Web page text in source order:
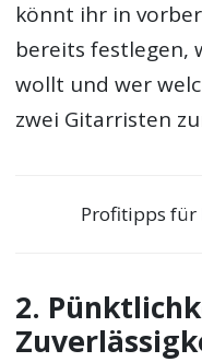
könnt ihr in
bereits festlegen,
wollt und wer
zwei Gitarristen
Profitipps für
2.